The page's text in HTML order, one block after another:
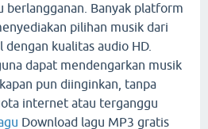
berlangganan. Banyak platform
pilihan musik dari
kualitas audio HD.
dapat mendengarkan musik
pun diinginkan, tanpa
internet atau terganggu
Download lagu MP3 gratis